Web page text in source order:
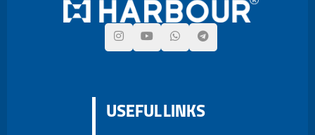
USEFUL LINKS